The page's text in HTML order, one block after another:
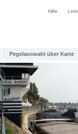
Hilfe
Pegelauswahl über Karte